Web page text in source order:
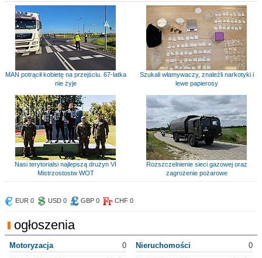
MAN potrącił kobietę na przejściu. 67-latka
nie żyje
Szukali włamywaczy, znaleźli narkotyki i
lewe papierosy
Nasi terytorialsi najlepszą drużyn VI
Mistrzostostw WOT
Rozszczelnienie sieci gazowej oraz
zagrożenie pożarowe
EUR 0 USD 0 GBP 0 CHF 0
ogłoszenia
Motoryzacja 0 Nieruchomości 0